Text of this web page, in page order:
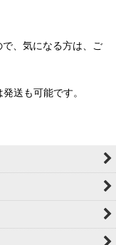
、気になる方は、ご
送も可能です。